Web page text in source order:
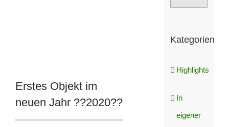
Erstes Objekt im
neuen Jahr ??2020??
Kategorien
Highlights
In
eigener